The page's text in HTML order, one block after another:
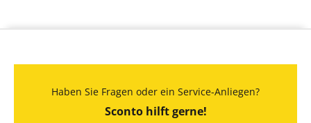
Haben Sie Fragen oder ein Service-Anliegen?
Sconto hilft gerne!